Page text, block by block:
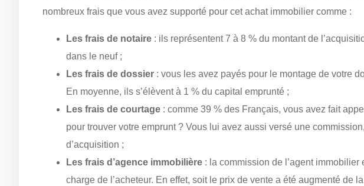
nombreux frais que vous avez supporté pour cet achat immobilier comme :
Les frais de notaire : ils représentent 7 à 8 % du montant de
dans le neuf ;
Les frais de dossier : vous les avez payés pour le montage de votre
En moyenne, ils s’élèvent à 1 % du capital emprunté ;
Les frais de courtage : comme 39 % des Français, vous avez fait
pour trouver votre emprunt ? Vous lui avez aussi versé une
d’acquisition ;
Les frais d’agence immobilière : la commission de l’agent
charge de l’acheteur. En effet, soit le prix de vente a été augmenté de